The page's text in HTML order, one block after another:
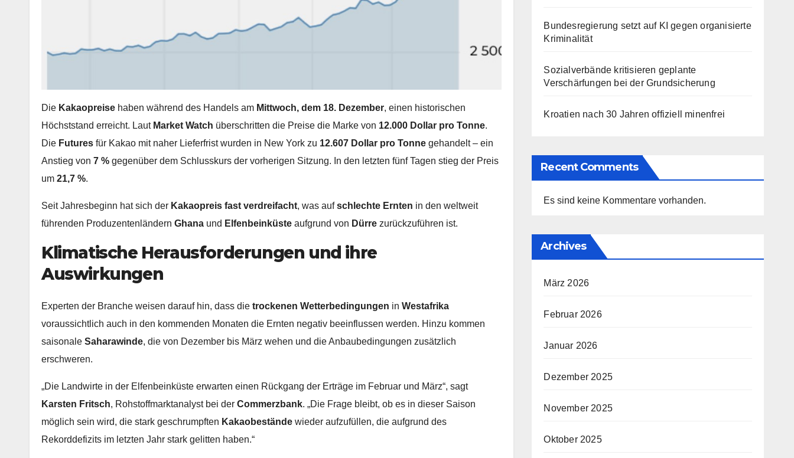
Die Kakaopreise haben während des Handels am Mittwoch, dem 18. Dezember, einen historischen
Höchststand erreicht. Laut Market Watch überschritten die Preise die Marke von 12.000 Dollar pro Tonne.
Die Futures für Kakao mit naher Lieferfrist wurden in New York zu 12.607 Dollar pro Tonne gehandelt – ein
Anstieg von 7 % gegenüber dem Schlusskurs der vorherigen Sitzung. In den letzten fünf Tagen stieg der Preis
um 21,7 %.
Seit Jahresbeginn hat sich der Kakaopreis fast verdreifacht, was aufschlechte Ernten in den weltweit
führenden Produzentenländern Ghana und Elfenbeinküste aufgrund von Dürre zurückzuführen ist.
Klimatische Herausforderungen und ihre
Auswirkungen
Experten der Branche weisen darauf hin, dass die trockenen Wetterbedingungen in Westafrika
voraussichtlich auch in den kommenden Monaten die Ernten negativ beeinflussen werden. Hinzu kommen
saisonale Saharawinde, die von Dezember bis März wehen und die Anbaubedingungen zusätzlich
erschweren.
„Die Landwirte in der Elfenbeinküste erwarten einen Rückgang der Erträge im Februar und März“, sagt
Karsten Fritsch, Rohstoffmarktanalyst bei der Commerzbank. „Die Frage bleibt, ob es in dieser Saison
möglich sein wird, die stark geschrumpften Kakaobestände wieder aufzufüllen, die aufgrund des
Rekorddefizits im letzten Jahr stark gelitten haben.“
Bundesregierung setzt auf KI gegen organisierte
Kriminalität
Sozialverbände kritisieren geplante
Verschärfungen bei der Grundsicherung
Kroatien nach 30 Jahren offiziell minenfrei
Recent Comments
Es sind keine Kommentare vorhanden.
Archives
März 2026
Februar 2026
Januar 2026
Dezember 2025
November 2025
Oktober 2025